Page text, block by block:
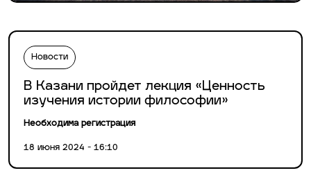
Новости
В Казани пройдет лекция «Ценность
изучения истории философии»
Необходима регистрация
18 июня 2024 - 16:10